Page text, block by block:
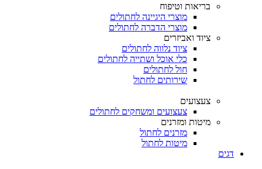
בריאות וטיפוח
מוצרי היגיינה לחתולים
מוצרי הדברה לחתולים
ציוד ואביזרים
ציוד נלווה לחתולים
כלי אוכל ושתייה לחתולים
חול לחתולים
שירותים לחתול
צעצועים
צעצועים ומשחקים לחתולים
מיטות ומזרנים
מזרנים לחתול
מיטות לחתול
דגים